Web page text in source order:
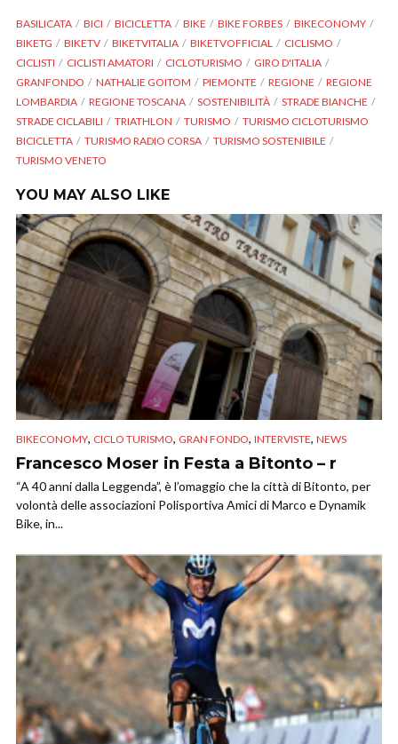
BASILICATA BICI BICICLETTA BIKE BIKE FORBES
BIKECONOMY
BIKETG
BIKETV BIKETVITALIA BIKETVOFFICIAL
CICLISMO
CICLISTI
CICLISTI AMATORI CICLOTURISMO
GIRO D'ITALIA
GRANFONDO
NATHALIE GOITOM PIEMONTE REGIONE
REGIONE
LOMBARDIA
REGIONE TOSCANA SOSTENIBILITÀ
STRADE BIANCHE
STRADE CICLABILI
TRIATHLON TURISMO
TURISMO CICLOTURISMO
BICICLETTA
TURISMO RADIO CORSA
TURISMO SOSTENIBILE
TURISMO VENETO
YOU MAY ALSO LIKE
BIKECONOMY, CICLO TURISMO, GRAN FONDO, INTERVISTE, NEWS
Francesco Moser in Festa a Bitonto – r
“A 40 anni dalla Leggenda”, è l’omaggio che la città di Bitonto, per
volontà delle associazioni Polisportiva Amici di Marco e Dynamik
Bike, in...